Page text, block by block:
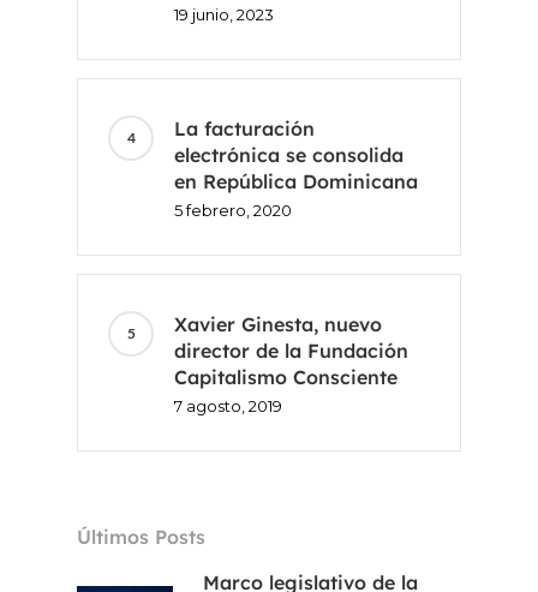
19 junio, 2023
La facturación
electrónica se consolida
en República Dominicana
5 febrero, 2020
Xavier Ginesta, nuevo
director de la Fundación
Capitalismo Consciente
7 agosto, 2019
Últimos Posts
Marco legislativo de la